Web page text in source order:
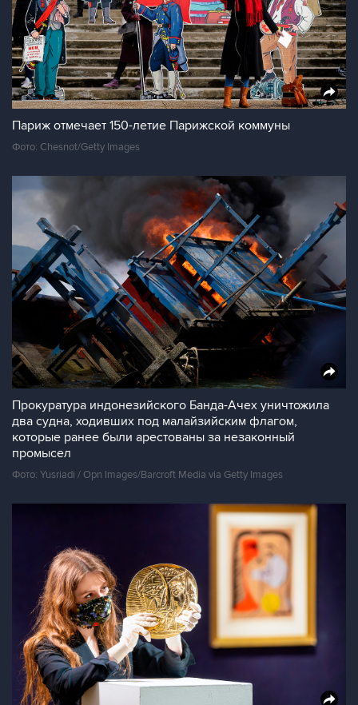
Париж отмечает 150-летие Парижской коммуны
Фото: Chesnot/Getty Images
Прокуратура индонезийского Банда-Ачех уничтожила
два судна, ходивших под малайзийским флагом,
которые ранее были арестованы за незаконный
промысел
Фото: Yusriadi / Opn Images/Barcroft Media via Getty Images